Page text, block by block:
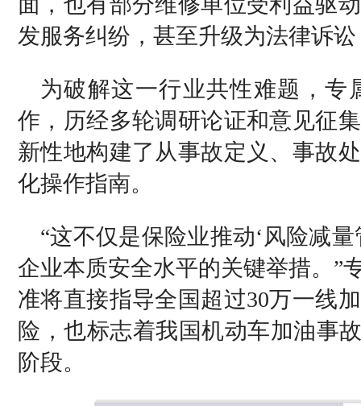
发服务纠纷，甚至升级为法律诉
为破解这一行业共性难题，专
作，历经多轮调研论证和意见征
新性地构建了从事故定义、事故
化操作指南。
“这不仅是保险业推动‘风险减
企业本质安全水平的关键举措。”
准将直接指导全国超过30万一线
险，也标志着我国机动车加油事
阶段。